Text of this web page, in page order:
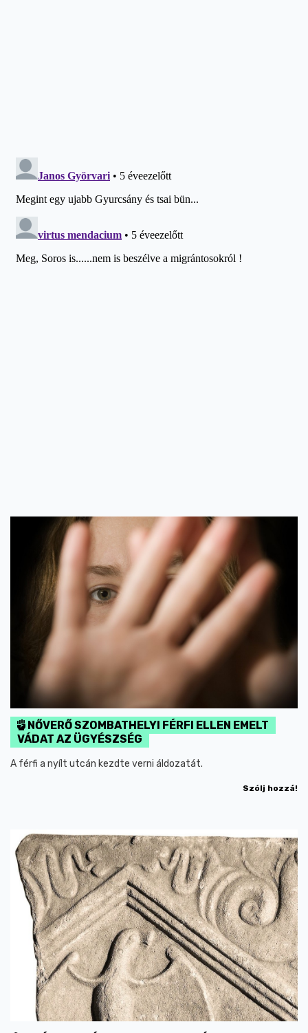
NŐVERŐ SZOMBATHELYI FÉRFI ELLEN EMELT
VÁDAT AZ ÜGYÉSZSÉG
A férfi a nyílt utcán kezdte verni áldozatát.
Szólj hozzá!